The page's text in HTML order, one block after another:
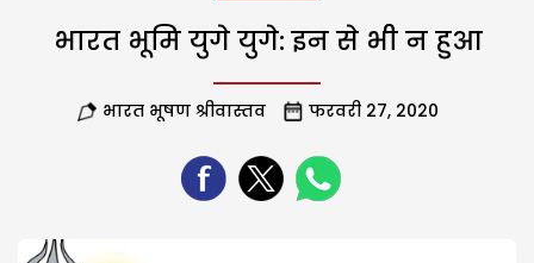
भारत भूमि युगे युगे: इन से भी न हुआ
भारत भूषण श्रीवास्तव फरवरी 27, 2020